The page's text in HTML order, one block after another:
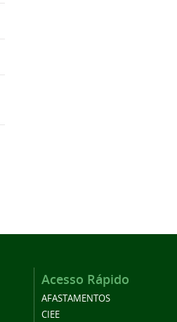
Acesso Rápido
AFASTAMENTOS
CIEE